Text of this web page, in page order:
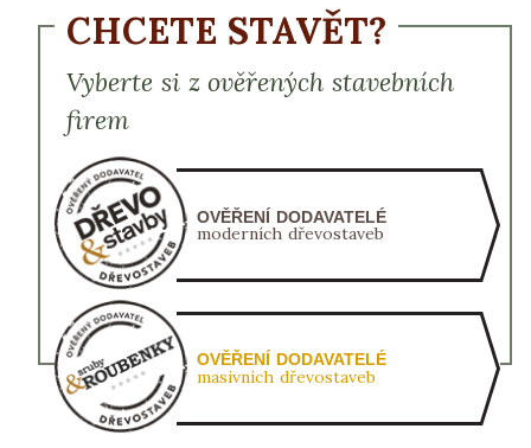
CHCETE STAVĚT?
Vyberte si z ověřených stavebních
firem
OVĚŘENÍ DODAVATELÉ
moderních dřevostaveb
OVĚŘENÍ DODAVATELÉ
masivních dřevostaveb